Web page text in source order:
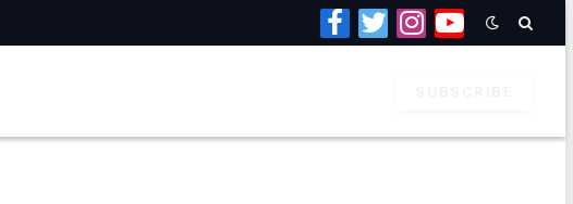
Facebook
TwitterInstagramYouTube